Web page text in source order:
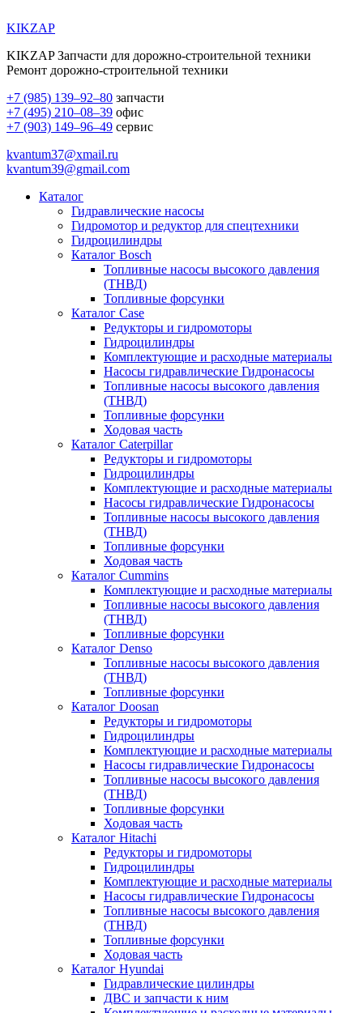
KIKZAP
KIKZAP Запчасти для дорожно-строительной техники
Ремонт дорожно-строительной техники
+7 (985) 139–92–80 запчасти
+7 (495) 210–08–39 офис
+7 (903) 149–96–49 сервис
kvantum37@xmail.ru
kvantum39@gmail.com
Каталог
Гидравлические насосы
Гидромотор и редуктор для спецтехники
Гидроцилиндры
Каталог Bosch
Топливные насосы высокого давления
(ТНВД)
Топливные форсунки
Каталог Case
Редукторы и гидромоторы
Гидроцилиндры
Комплектующие и расходные материалы
Насосы гидравлические Гидронасосы
Топливные насосы высокого давления
(ТНВД)
Топливные форсунки
Ходовая часть
Каталог Caterpillar
Редукторы и гидромоторы
Гидроцилиндры
Комплектующие и расходные материалы
Насосы гидравлические Гидронасосы
Топливные насосы высокого давления
(ТНВД)
Топливные форсунки
Ходовая часть
Каталог Cummins
Комплектующие и расходные материалы
Топливные насосы высокого давления
(ТНВД)
Топливные форсунки
Каталог Denso
Топливные насосы высокого давления
(ТНВД)
Топливные форсунки
Каталог Doosan
Редукторы и гидромоторы
Гидроцилиндры
Комплектующие и расходные материалы
Насосы гидравлические Гидронасосы
Топливные насосы высокого давления
(ТНВД)
Топливные форсунки
Ходовая часть
Каталог Hitachi
Редукторы и гидромоторы
Гидроцилиндры
Комплектующие и расходные материалы
Насосы гидравлические Гидронасосы
Топливные насосы высокого давления
(ТНВД)
Топливные форсунки
Ходовая часть
Каталог Hyundai
Гидравлические цилиндры
ДВС и запчасти к ним